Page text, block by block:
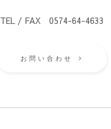
TEL / FAX 0574-64-4633
お問い合わせ